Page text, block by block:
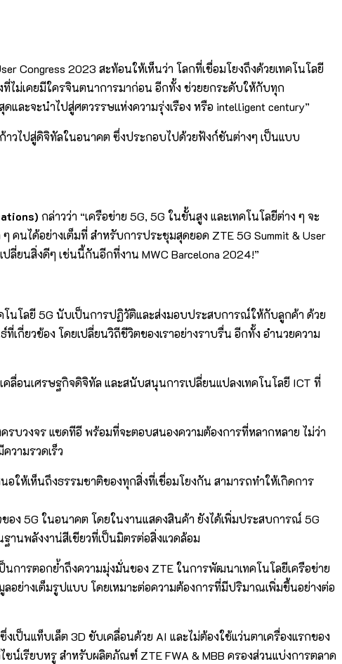
Congress 2023 สะท้อนให้เห็นว่า โลกที่เชื่อมโยงถึงด้วยเทคโนโลยี
ที่ไม่เคยมีใครจินตนาการมาก่อน อีกทั้ง ช่วยยกระดับให้กับทุก
ละจะนำไปสู่ศตวรรษแห่งความรุ่งเรือง หรือ intelligent century”
าวไปสู่ดิจิทัลในอนาคต ซึ่งประกอบไปด้วยฟังก์ชันต่างๆ เป็นแบบ
กล่าวว่า “เครือข่าย 5G, 5G ในขั้นสูง และเทคโนโลยีต่าง ๆ จะ
นได้อย่างเต็มที่ สำหรับการประชุมสุดยอด ZTE 5G Summit & User
ลี่ยนสิ่งดีๆ เช่นนี้กันอีกที่งาน MWC Barcelona 2024!”
โนโลยี 5G นับเป็นการปฏิวัติและส่งมอบประสบการณ์ให้กับลูกค้า ด้วย
กี่ยวข้อง โดยเปลี่ยนวิถีชีวิตของเราอย่างราบรื่น อีกทั้ง อำนวยความ
ลื่อนเศรษฐกิจดิจิทัล และสนับสนุนการเปลี่ยนแปลงเทคโนโลยี ICT ที่
บวงจร แซดทีอี พร้อมที่จะตอบสนองความต้องการที่หลากหลาย ไม่ว่า
วามรวดเร็ว
ให้เห็นถึงธรรมชาติของทุกสิ่งที่เชื่อมโยงกัน สามารถทำให้เกิดการ
อง 5G ในอนาคต โดยในงานแสดงสินค้า ยังได้เพิ่มประสบการณ์ 5G
านพลังงาน่สีเขียวที่เป็นมิตรต่อสิ่งแวดล้อม
การตอกย้ำถึงความมุ่งมั่นของ ZTE ในการพัฒนาเทคโนโลยีเครือข่าย
อย่างเต็มรูปแบบ โดยเหมาะต่อความต้องการที่มีปริมาณเพิ่มขึ้นอย่างต่อ
ป็นแท็บเล็ต 3D ขับเคลื่อนด้วย AI และไม่ต้องใช้แว่นตาเครื่องแรกของ
ซน์เรียบหรู สำหรับผลิตภัณฑ์ ZTE FWA & MBB ครองส่วนแบ่งการตลาด